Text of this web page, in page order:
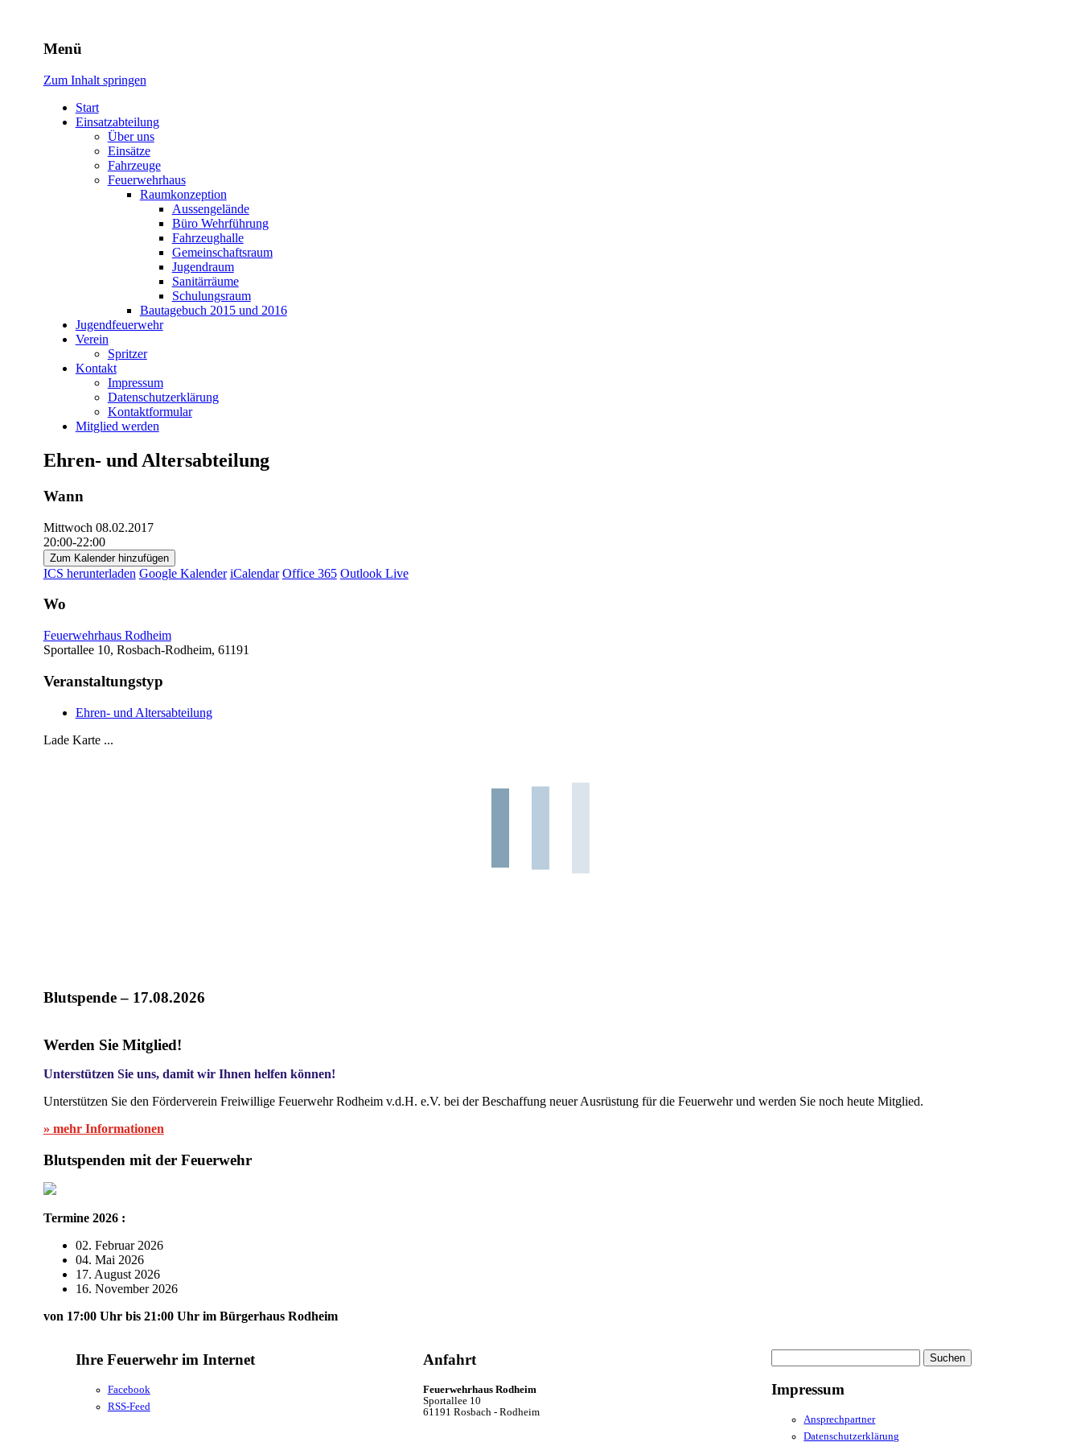
Freiwillige Feuerwehr Rodheim v.d.H.
Menü
Zum Inhalt springen
Start
Einsatzabteilung
Über uns
Einsätze
Fahrzeuge
Feuerwehrhaus
Raumkonzeption
Aussengelände
Büro Wehrführung
Fahrzeughalle
Gemeinschaftsraum
Jugendraum
Sanitärräume
Schulungsraum
Bautagebuch 2015 und 2016
Jugendfeuerwehr
Verein
Spritzer
Kontakt
Impressum
Datenschutzerklärung
Kontaktformular
Mitglied werden
Ehren- und Altersabteilung
Wann
Mittwoch 08.02.2017
20:00-22:00
Zum Kalender hinzufügen
ICS herunterladen Google Kalender iCalendar Office 365 Outlook Live
Wo
Feuerwehrhaus Rodheim
Sportallee 10, Rosbach-Rodheim, 61191
Veranstaltungstyp
Ehren- und Altersabteilung
Lade Karte ...
Blutspende – 17.08.2026
Werden Sie Mitglied!
Unterstützen Sie uns, damit wir Ihnen helfen können!
Unterstützen Sie den Förderverein Freiwillige Feuerwehr Rodheim v.d.H. e.V. bei der Beschaffung neuer Ausrüstung für die Feuerwehr und werden Sie noch heute Mitglied.
» mehr Informationen
Blutspenden mit der Feuerwehr
Termine 2026 :
02. Februar 2026
04. Mai 2026
17. August 2026
16. November 2026
von 17:00 Uhr bis 21:00 Uhr im Bürgerhaus Rodheim
Ihre Feuerwehr im Internet
Facebook
RSS-Feed
Anfahrt
Feuerwehrhaus Rodheim
Sportallee 10
61191 Rosbach - Rodheim
nach:
Impressum
Ansprechpartner
Datenschutzerklärung